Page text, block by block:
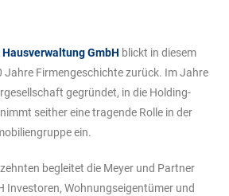
GmbH blickt in diesem
Firmengeschichte zurück. Im Jahre
gegründet, in die Holding-
seither eine tragende Rolle in der
ein.
begleitet die Meyer und Partner
Investoren, Wohnungseigentümer und